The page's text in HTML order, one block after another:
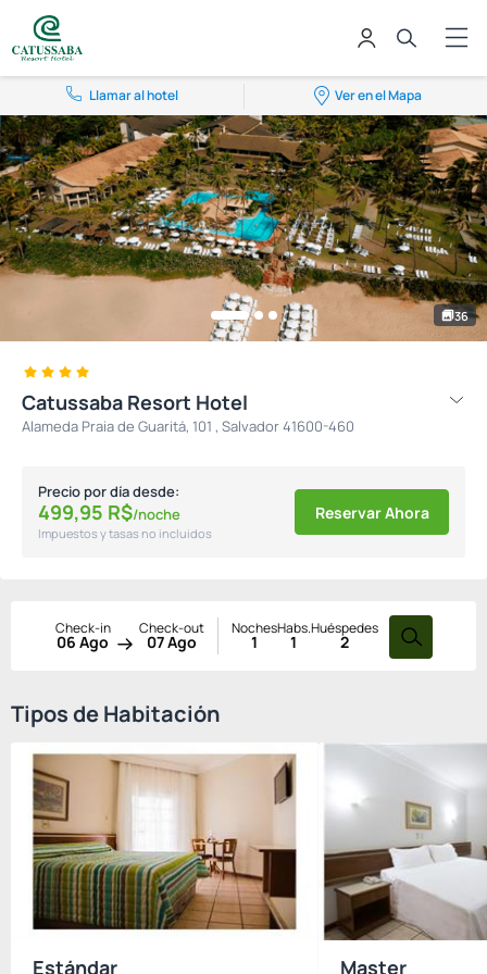
Llamar al hotel Ver en el Mapa
36
Catussaba Resort Hotel
Alameda Praia de Guaritá, 101 , Salvador 41600-460
Precio por día desde:
499,95 R$/noche
Impuestos y tasas no incluidos
Reservar Ahora
Check-in
06 Ago
Check-out
07 Ago
Noches
1
Habs.
1
Huéspedes
2
Tipos de Habitación
Estándar Master